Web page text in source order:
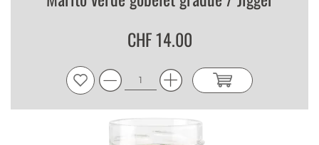
CHF 14.00